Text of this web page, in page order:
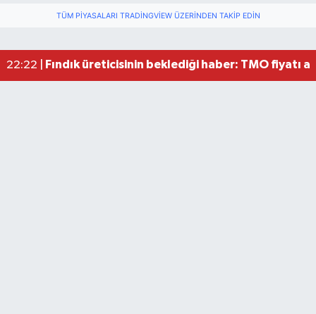
TÜM PIYASALARI TRADINGVIEW ÜZERINDEN TAKIP EDIN
22:22 |
Fındık üreticisinin beklediği haber: TMO fiyatı